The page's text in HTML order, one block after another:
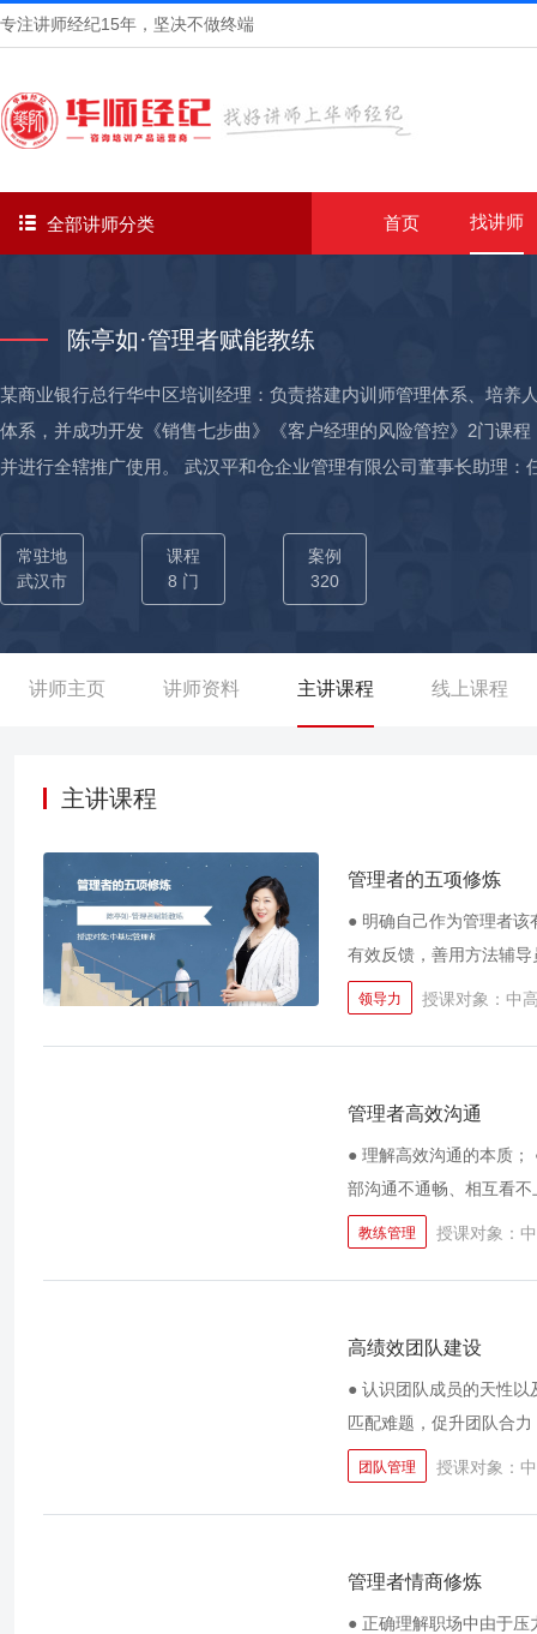
专注讲师经纪15年 ，坚决不做终端
全部讲师分类 首页 找讲师
陈亭如·管理者赋能教练
某商业银行总行华中区培训经理：负责搭建内训师管理体系、培养
体系，并成功开发《销售七步曲》《客户经理的风险管控》2门课
并进行全辖推广使用。 武汉平和仓企业管理有限公司董事长助理
一，武汉市江岸区‘汉口文创谷’龙头项目，也是全国‘老房子+双创’
常驻地
武汉市
课程
8 门
案例
320
讲师主页 讲师资料 主讲课程 线上课程
主讲课程
管理者的五项修炼
● 明确自己作为管理者
有效反馈，善用方法辅
循环法，形成管理思路及
领导力 授课对象：中
管理者高效沟通
● 理解高效沟通的本质
部沟通不通畅、相互看
沟通套路； ● 掌握和对
教练管理 授课对象：
高绩效团队建设
● 认识团队成员的天性
匹配难题，促升团队合
融合团队核心管理者、
团队管理 授课对象：
管理者情商修炼
● 正确理解职场中由于